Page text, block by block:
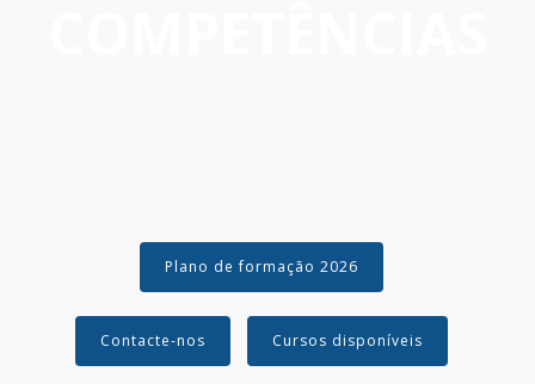
Dia do betão 2025
Plano de formação 2026
Contacte-nos Cursos disponíveis